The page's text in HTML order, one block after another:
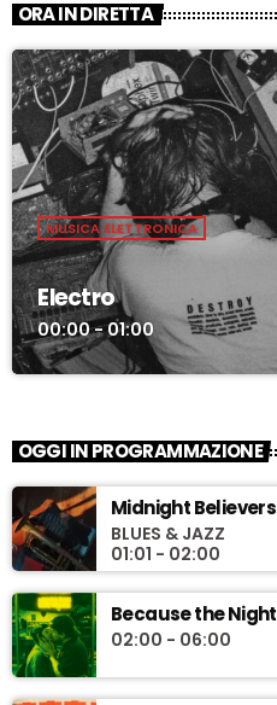
ORA IN DIRETTA
MUSICA ELETTRONICA
Electro
00:00 - 01:00
OGGI IN PROGRAMMAZIONE
Midnight Believers
BLUES & JAZZ
01:01 - 02:00
Because the Night
02:00 - 06:00